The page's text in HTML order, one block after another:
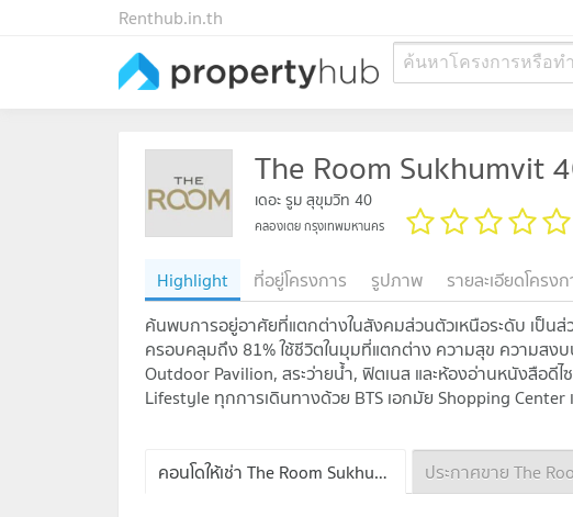
Renthub.in.th
ค้นหาโครงการหรือทำ
The Room Sukhumvit
เดอะ รูม สุขุมวิท 40
คลองเตย กรุงเทพมหานคร
Highlight ที่อยู่โครงการ รูปภาพ รายละเอียดโครง
ค้นพบการอยู่อาศัยที่แตกต่างในสังคมส่วนตัวเหนือระดับ เป็
ครอบคลุมถึง 81% ใช้ชีวิตในมุมที่แตกต่าง ความสุข ความส
Outdoor Pavilion, สระว่ายน้ำ, ฟิตเนส และห้องอ่านหนังสือ
Lifestyle ทุกการเดินทางด้วย BTS เอกมัย Shopping
คอนโดให้เช่า The Room Sukhumvit 40